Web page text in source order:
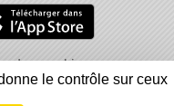
des cookies
contenu inapproprié
le contrôle sur ceux